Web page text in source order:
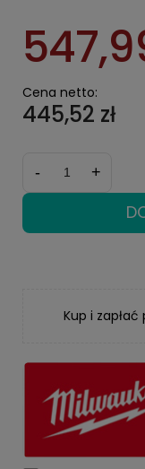
Cena netto:
445,52 zł
- +
Kup i zapłać